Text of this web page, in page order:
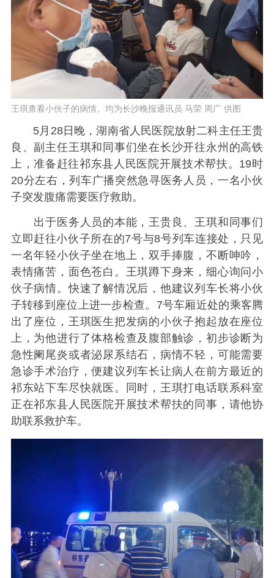
王琪查看小伙子的病情。均为长沙晚报通讯员 马荣 周广 供图
5月28日晚，湖南省人民医院放射二科主任王贵
良、副主任王琪和同事们坐在长沙开往永州的高铁
上，准备赶往祁东县人民医院开展技术帮扶。19时
20分左右，列车广播突然急寻医务人员，一名小伙
子突发腹痛需要医疗救助。
出于医务人员的本能，王贵良、王琪和同事们
立即赶往小伙子所在的7号与8号列车连接处，只见
一名年轻小伙子坐在地上，双手捧腹，不断呻吟，
表情痛苦，面色苍白。王琪蹲下身来，细心询问小
伙子病情。快速了解情况后，他建议列车长将小伙
子转移到座位上进一步检查。7号车厢近处的乘客腾
出了座位，王琪医生把发病的小伙子抱起放在座位
上，为他进行了体格检查及腹部触诊，初步诊断为
急性阑尾炎或者泌尿系结石，病情不轻，可能需要
急诊手术治疗，便建议列车长让病人在前方最近的
祁东站下车尽快就医。同时，王琪打电话联系科室
正在祁东县人民医院开展技术帮扶的同事，请他协
助联系救护车。